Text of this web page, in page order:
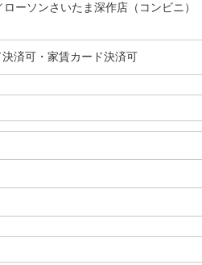
ーソンさいたま深作店（コンビニ）
済可・家賃カード決済可